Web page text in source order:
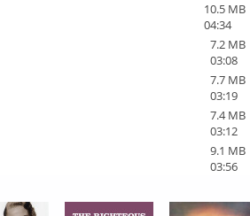
10.5 MB
04:34
7.2 MB
03:08
7.7 MB
03:19
7.4 MB
03:12
9.1 MB
03:56